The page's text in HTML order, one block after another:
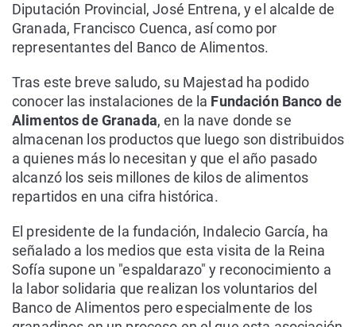
Diputación Provincial, José Entrena, y el alcalde de
Granada, Francisco Cuenca, así como por
representantes del Banco de Alimentos.
Tras este breve saludo, su Majestad ha podido
conocer las instalaciones de la Fundación Banco de
Alimentos de Granada, en la nave donde se
almacenan los productos que luego son distribuidos
a quienes más lo necesitan y que el año pasado
alcanzó los seis millones de kilos de alimentos
repartidos en una cifra histórica.
El presidente de la fundación, Indalecio García, ha
señalado a los medios que esta visita de la Reina
Sofía supone un "espaldarazo" y reconocimiento a
la labor solidaria que realizan los voluntarios del
Banco de Alimentos pero especialmente de los